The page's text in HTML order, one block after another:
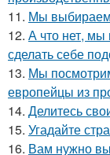
11. Мы выбираем
12. А что нет, мы
сделать себе
13. Мы
европейцы из
14. Делитесь
15. Угадайте
16. Вам нужно